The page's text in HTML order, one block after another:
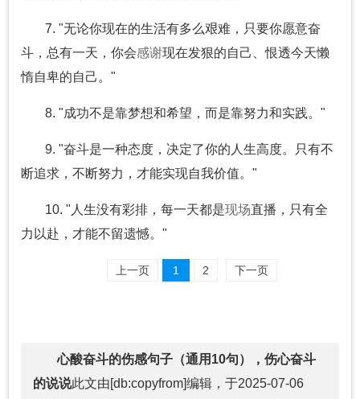
7. "无论你现在的生活有多么艰难，只要你愿意奋
斗，总有一天，你会感谢现在发狠的自己、恨透今天懒
惰自卑的自己。"
8. "成功不是靠梦想和希望，而是靠努力和实践。"
9. "奋斗是一种态度，决定了你的人生高度。只有不
断追求，不断努力，才能实现自我价值。"
10. "人生没有彩排，每一天都是现场直播，只有全
力以赴，才能不留遗憾。"
上一页 1 2 下一页
心酸奋斗的伤感句子（通用10句），伤心奋斗
的说说此文由[db:copyfrom]编辑，于2025-07-06